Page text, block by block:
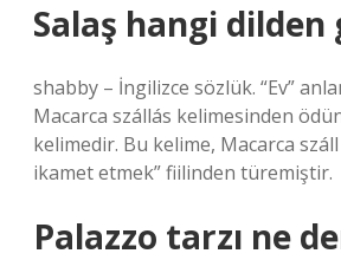
Salaş hangi dilden
shabby – İngilizce sözlük. “Ev”
Macarca szállás kelimesinden
kelimedir. Bu kelime, Macarca
ikamet etmek” fiilinden türemiştir.
Palazzo tarzı ne